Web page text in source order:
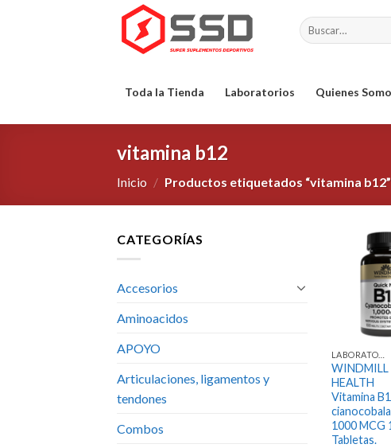
Buscar
por:
Toda la Tienda Laboratorios Quienes
vitamina b12
Inicio / Productos etiquetados “vitamina b12”
CATEGORÍAS
Accesorios
Aminoacidos
APOYO
Articulaciones, ligamentos y
tendones
Combos
WINDMILL
HEALTH
Vitamina
1000 MCG
Tabletas.